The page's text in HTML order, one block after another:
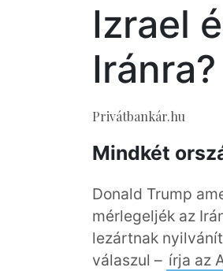
Izrael
Iránra?
Privátbankár.hu
Mindkét
Donald Trump
mérlegeljék az
lezártnak
válaszul – írja az